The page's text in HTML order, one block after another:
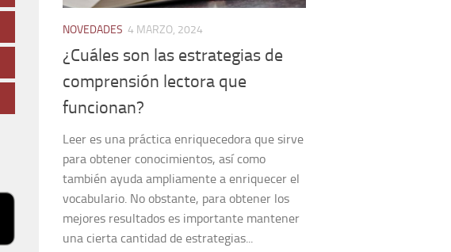
NOVEDADES 4 MARZO, 2024
¿Cuáles son las estrategias de
comprensión lectora que
funcionan?
Leer es una práctica enriquecedora que sirve
para obtener conocimientos, así como
también ayuda ampliamente a enriquecer el
vocabulario. No obstante, para obtener los
mejores resultados es importante mantener
una cierta cantidad de estrategias...